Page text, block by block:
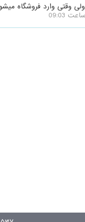
وقتی وارد فروشگاه